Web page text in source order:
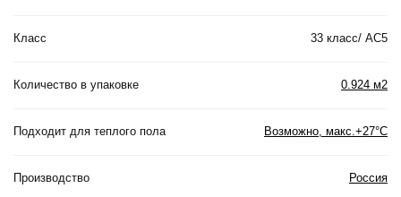
Класс 33 класс/ АС5
Количество в упаковке 0.924 м2
Подходит для теплого пола Возможно, макс.+27°С
Производство Россия